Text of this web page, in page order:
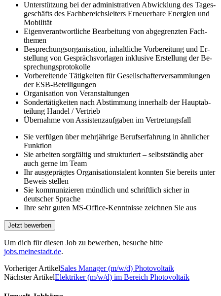
Unter­stützung bei der administrativen Ab­wicklung des Tages­
ge­schäfts des Fach­be­reichs­leiters Er­neuer­bare Energien und
Mobilität
Eigen­ver­ant­wort­liche Be­ar­bei­tung von ab­ge­grenzten Fach­
themen
Be­sprechungs­organisation, inhalt­liche Vor­be­rei­tung und Er­
stellung von Ge­sprächs­vor­lagen in­klusive Er­stellung der Be­
sprechungs­proto­kolle
Vorbereitende Tätig­keiten für Ge­sell­schafter­ver­sammlungen
der ESB-Be­tei­li­gungen
Organisation von Ver­an­staltungen
Sonder­tätig­keiten nach Ab­stimmung inner­halb der Haupt­ab­
teilung Handel / Vertrieb
Über­nahme von Assistenz­auf­gaben im Ver­tre­tungs­fall
Sie verfügen über mehr­jährige Berufs­er­fahrung in ähnlicher
Funktion
Sie arbeiten sorg­fältig und strukturiert – selbst­ständig aber
auch gerne im Team
Ihr aus­ge­prägtes Or­ga­ni­sa­tions­talent konnten Sie bereits unter
Beweis stellen
Sie kom­mu­ni­zie­ren münd­lich und schrift­lich sicher in
deutscher Sprache
Ihre sehr guten MS-Office-Kennt­nisse zeichnen Sie aus
Um dich für diesen Job zu bewerben, besuche bitte
jobs.meinestadt.de.
Vorheriger ArtikelSales Manager (m/w/d) Photovoltaik
Nächster ArtikelElektriker (m/w/d) im Bereich Photovoltaik